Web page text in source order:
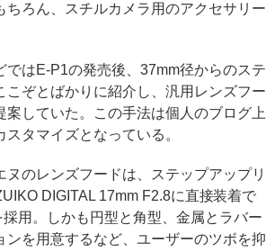
ちろん、スチルカメラ用のアクセサリー
はE-P1の発売後、37mm径からのステ
こぞとばかりに紹介し、汎用レンズフー
案していた。この手法は個人のブログ上
タマイズとなっている。
のレンズフードは、ステップアップリ
DIGITAL 17mm F2.8に直接装着で
用。しかも円型と角型、金属とラバー
ンを用意するなど、ユーザーのツボを抑